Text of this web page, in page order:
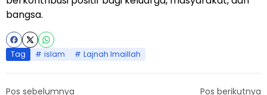
bangsa.
Tag islam Lajnah Imaillah
Pos sebelumnya
Pos berikutnya